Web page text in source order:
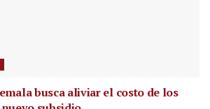
busca aliviar el costo de los